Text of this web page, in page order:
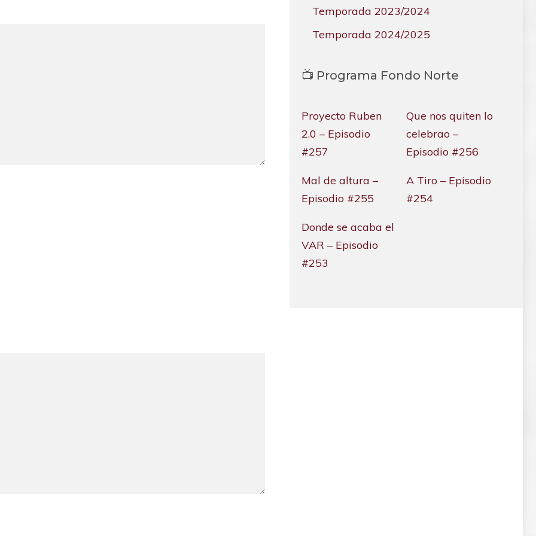
Temporada 2023/2024
Temporada 2024/2025
📺 Programa Fondo Norte
Proyecto Ruben
2.0 – Episodio
#257
Que nos quiten lo
celebrao –
Episodio #256
Mal de altura –
Episodio #255
A Tiro – Episodio
#254
Donde se acaba el
VAR – Episodio
#253